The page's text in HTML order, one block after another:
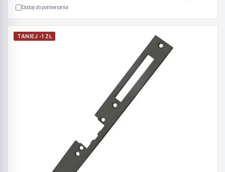
Dodaj do porównania
TANIEJ -1 ZŁ